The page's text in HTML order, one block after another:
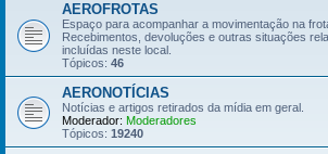
AEROFROTAS
Espaço para acompanhar a movimentação na
Recebimentos, devoluções e outras situações
incluídas neste local.
Tópicos: 46
AERONOTÍCIAS
Notícias e artigos retirados da mídia em geral.
Moderador: Moderadores
Tópicos: 19240